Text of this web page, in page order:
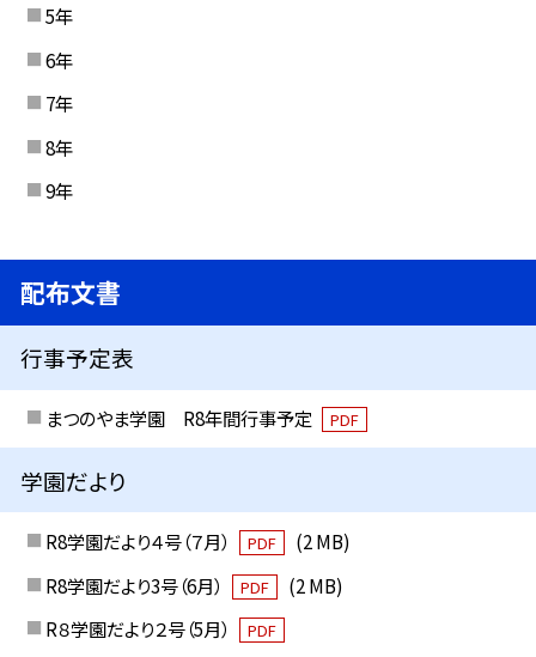
5年
6年
7年
8年
9年
配布文書
行事予定表
まつのやま学園 R8年間行事予定 PDF
学園だより
R8学園だより４号（７月） PDF
(2 MB)
R8学園だより3号（6月）
PDF
(2 MB)
R８学園だより２号（5月）
PDF